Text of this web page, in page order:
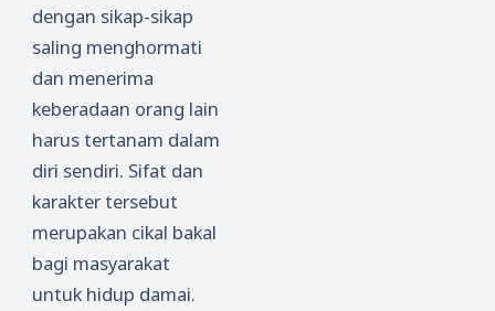
dengan sikap-sikap
saling menghormati
dan menerima
keberadaan orang lain
harus tertanam dalam
diri sendiri. Sifat dan
karakter tersebut
merupakan cikal bakal
bagi masyarakat
untuk hidup damai.